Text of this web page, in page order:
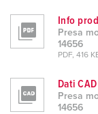
Info
Presa
14656
PDF, 416
Dati
Presa
14656